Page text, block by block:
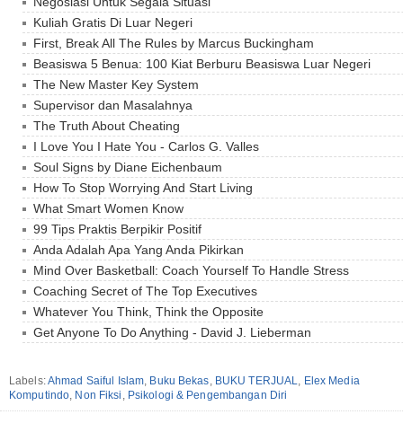
Kuliah Gratis Di Luar Negeri
First, Break All The Rules by Marcus Buckingham
Beasiswa 5 Benua: 100 Kiat Berburu Beasiswa Luar Negeri
The New Master Key System
Supervisor dan Masalahnya
The Truth About Cheating
I Love You I Hate You - Carlos G. Valles
Soul Signs by Diane Eichenbaum
How To Stop Worrying And Start Living
What Smart Women Know
99 Tips Praktis Berpikir Positif
Anda Adalah Apa Yang Anda Pikirkan
Mind Over Basketball: Coach Yourself To Handle Stress
Coaching Secret of The Top Executives
Whatever You Think, Think the Opposite
Get Anyone To Do Anything - David J. Lieberman
Labels:Ahmad Saiful Islam, Buku Bekas, BUKU TERJUAL, Elex Media
Komputindo, Non Fiksi , Psikologi & Pengembangan Diri